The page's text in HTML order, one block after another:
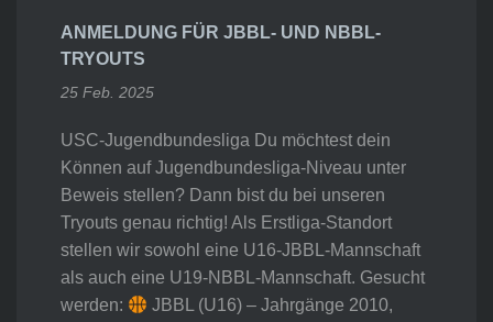
ANMELDUNG FÜR JBBL- UND NBBL-
TRYOUTS
25 Feb. 2025
USC-Jugendbundesliga Du möchtest dein
Können auf Jugendbundesliga-Niveau unter
Beweis stellen? Dann bist du bei unseren
Tryouts genau richtig! Als Erstliga-Standort
stellen wir sowohl eine U16-JBBL-Mannschaft
als auch eine U19-NBBL-Mannschaft. Gesucht
werden:
JBBL (U16) – Jahrgänge 2010,